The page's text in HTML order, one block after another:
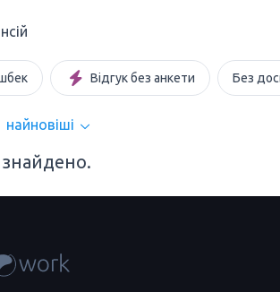
Відгук без анкети Без
найновіші
знайдено.